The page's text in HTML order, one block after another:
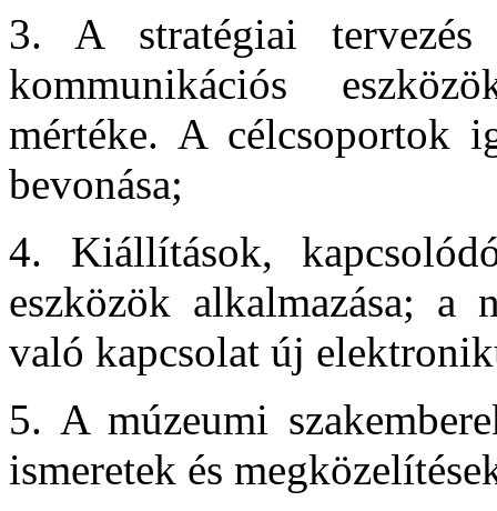
3. A stratégiai tervezés
kommunikációs
mértéke. A célcsoportok
bevonása;
4. Kiállítások,
eszközök alkalmazása; a
való kapcsolat új
5. A múzeumi
ismeretek és